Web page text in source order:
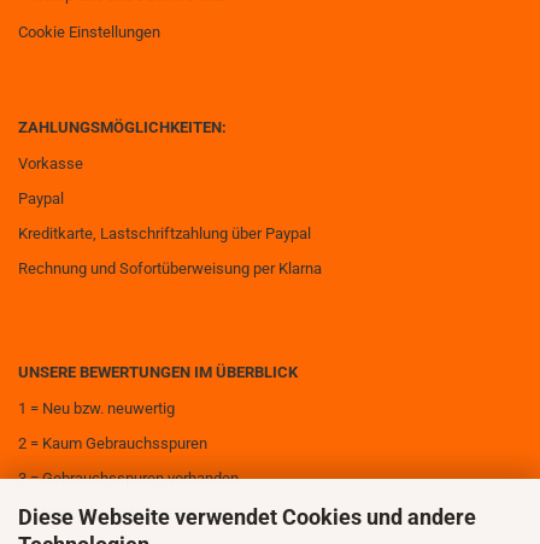
Diese Webseite verwendet Cookies und andere
Cookie Einstellungen
ZAHLUNGSMÖGLICHKEITEN:
Vorkasse
Paypal
Kreditkarte, Lastschriftzahlung über Paypal
Rechnung und Sofortüberweisung per Klarna
UNSERE BEWERTUNGEN IM ÜBERBLICK
1 = Neu bzw. neuwertig
2 = Kaum Gebrauchsspuren
3 = Gebrauchsspuren vorhanden
4 = Deutliche Gebrauchsspuren